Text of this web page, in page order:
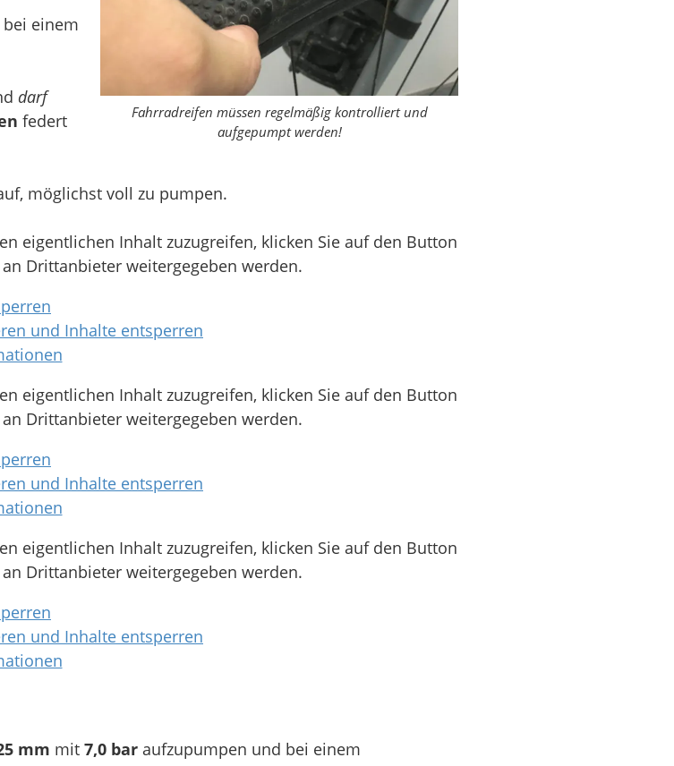
Fahrradreifen müssen regelmäßig kontrolliert und
aufgepumpt werden!
einem
darf
federt
möglichst voll zu pumpen.
eigentlichen Inhalt zuzugreifen, klicken Sie auf den Button
Drittanbieter weitergegeben werden.
und Inhalte entsperren
eigentlichen Inhalt zuzugreifen, klicken Sie auf den Button
Drittanbieter weitergegeben werden.
und Inhalte entsperren
eigentlichen Inhalt zuzugreifen, klicken Sie auf den Button
Drittanbieter weitergegeben werden.
und Inhalte entsperren
mm mit 7,0 bar aufzupumpen und bei einem